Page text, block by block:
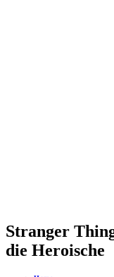
Stranger
die Heroische